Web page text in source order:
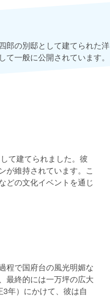
郎の別邸として建てられた洋
一般に公開されています。
て建てられました。彼
が維持されています。こ
どの文化イベントを通じ
程で国府台の風光明媚な
最終的には一万坪の広大
年）にかけて、彼は自